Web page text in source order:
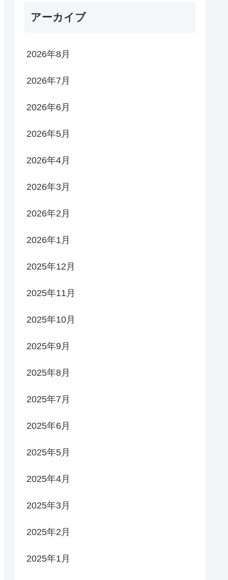
アーカイブ
2026年8月
2026年7月
2026年6月
2026年5月
2026年4月
2026年3月
2026年2月
2026年1月
2025年12月
2025年11月
2025年10月
2025年9月
2025年8月
2025年7月
2025年6月
2025年5月
2025年4月
2025年3月
2025年2月
2025年1月